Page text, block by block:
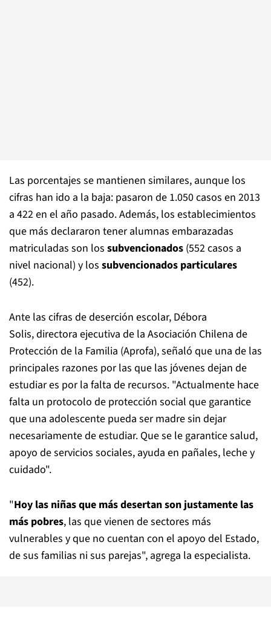
Las porcentajes se mantienen similares, aunque los
cifras han ido a la baja: pasaron de 1.050 casos en 2013
a 422 en el año pasado. Además, los establecimientos
que más declararon tener alumnas embarazadas
matriculadas son los subvencionados (552 casos a
nivel nacional) y los subvencionados particulares
(452).
Ante las cifras de deserción escolar, Débora
Solis, directora ejecutiva de la Asociación Chilena de
Protección de la Familia (Aprofa), señaló que una de las
principales razones por las que las jóvenes dejan de
estudiar es por la falta de recursos. "Actualmente hace
falta un protocolo de protección social que garantice
que una adolescente pueda ser madre sin dejar
necesariamente de estudiar. Que se le garantice salud,
apoyo de servicios sociales, ayuda en pañales, leche y
cuidado".
"Hoy las niñas que más desertan son justamente las
más pobres, las que vienen de sectores más
vulnerables y que no cuentan con el apoyo del Estado,
de sus familias ni sus parejas", agrega la especialista.